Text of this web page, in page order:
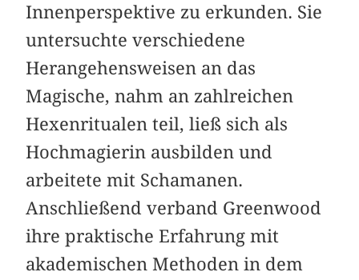
Innenperspektive zu erkunden. Sie
untersuchte verschiedene
Herangehensweisen an das
Magische, nahm an zahlreichen
Hexenritualen teil, ließ sich als
Hochmagierin ausbilden und
arbeitete mit Schamanen.
Anschließend verband Greenwood
ihre praktische Erfahrung mit
akademischen Methoden in dem